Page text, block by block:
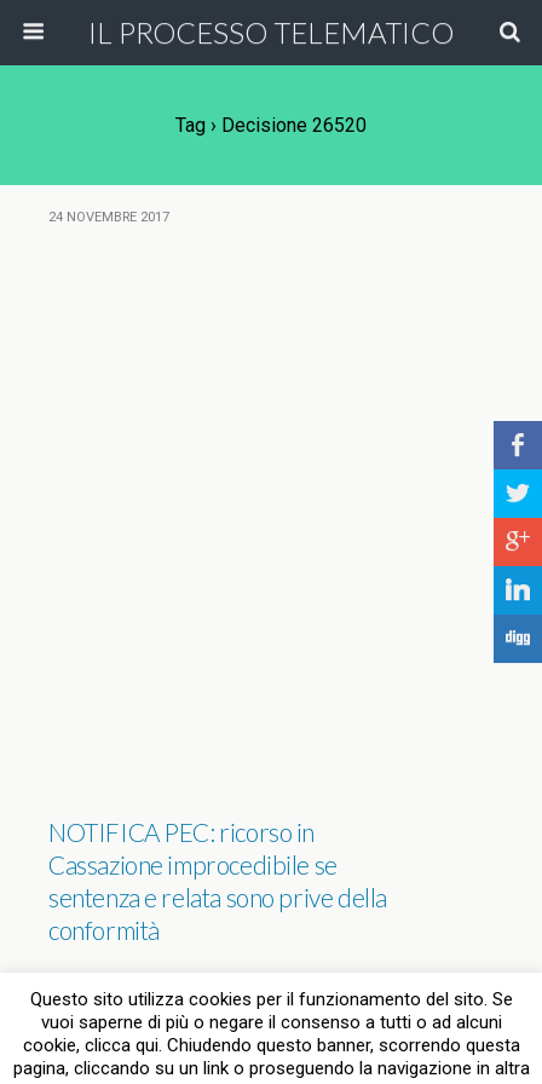
IL PROCESSO TELEMATICO
Tag › Decisione 26520
24 NOVEMBRE 2017
NOTIFICA PEC: ricorso in
Cassazione improcedibile se
sentenza e relata sono prive della
conformità
Torna su
Questo sito utilizza cookies per il funzionamento del sito. Se
vuoi saperne di più o negare il consenso a tutti o ad alcuni
cookie, clicca qui. Chiudendo questo banner, scorrendo questa
pagina, cliccando su un link o proseguendo la navigazione in altra
b
a
c
j
F